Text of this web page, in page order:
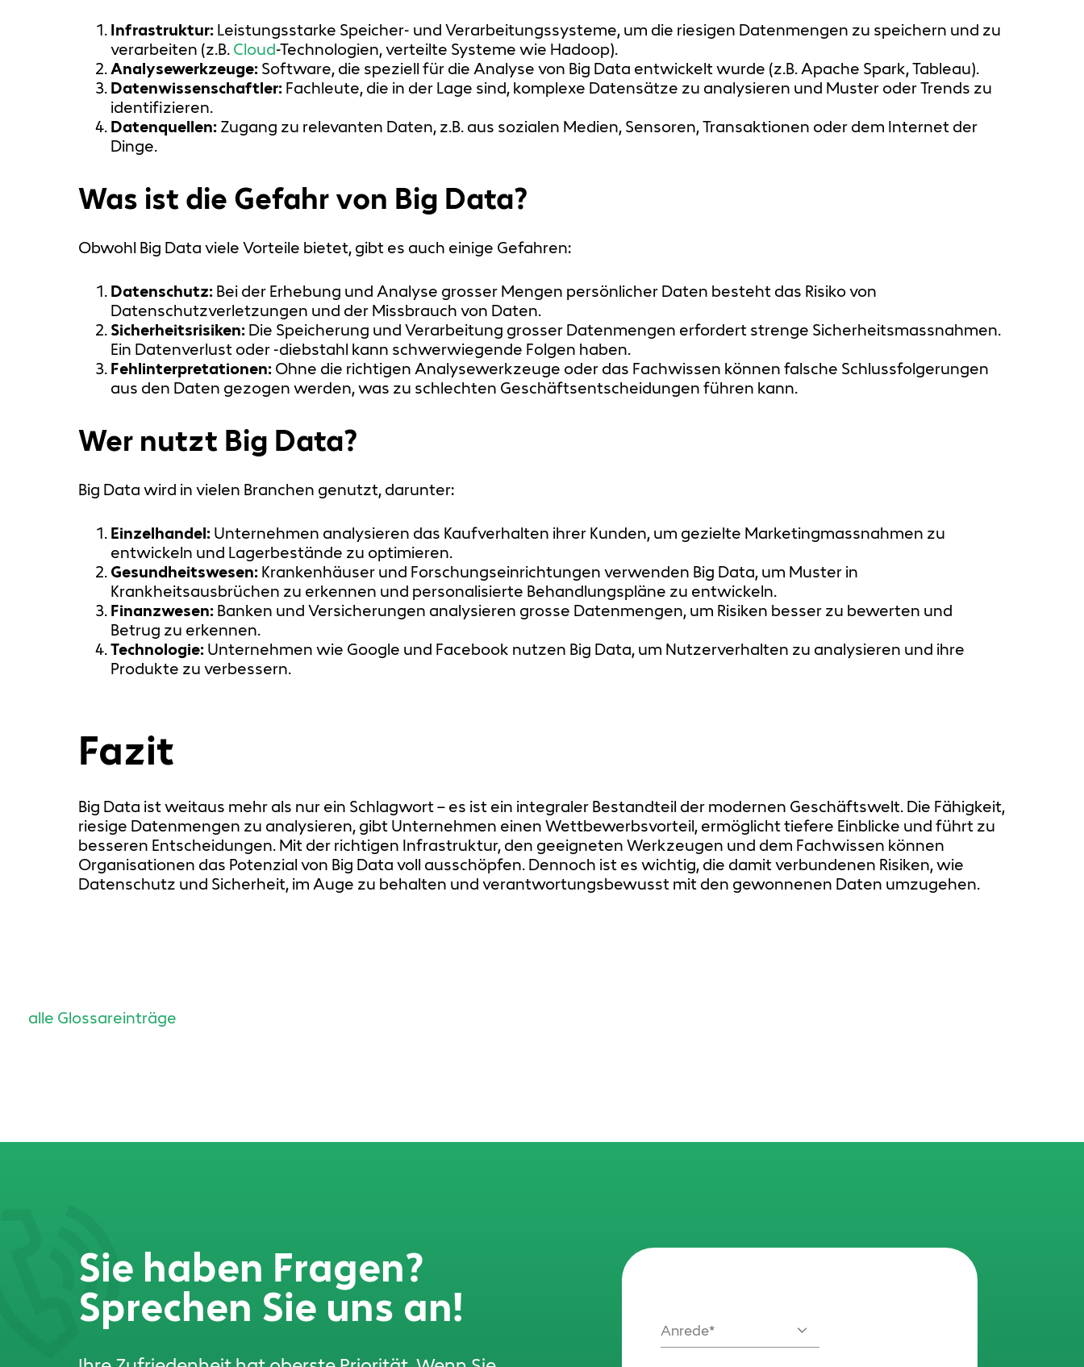
Infrastruktur: Leistungsstarke Speicher- und Verarbeitungssysteme, um die riesigen Datenmengen zu speichern und zu
verarbeiten (z.B. Cloud-Technologien, verteilte Systeme wie Hadoop).
Analysewerkzeuge: Software, die speziell für die Analyse von Big Data entwickelt wurde (z.B. Apache Spark, Tableau).
Datenwissenschaftler: Fachleute, die in der Lage sind, komplexe Datensätze zu analysieren und Muster oder Trends zu
identifizieren.
Datenquellen: Zugang zu relevanten Daten, z.B. aus sozialen Medien, Sensoren, Transaktionen oder dem Internet der
Dinge.
Was ist die Gefahr von Big Data?
Obwohl Big Data viele Vorteile bietet, gibt es auch einige Gefahren:
Datenschutz: Bei der Erhebung und Analyse grosser Mengen persönlicher Daten besteht das Risiko von
Datenschutzverletzungen und der Missbrauch von Daten.
Sicherheitsrisiken: Die Speicherung und Verarbeitung grosser Datenmengen erfordert strenge Sicherheitsmassnahmen.
Ein Datenverlust oder -diebstahl kann schwerwiegende Folgen haben.
Fehlinterpretationen: Ohne die richtigen Analysewerkzeuge oder das Fachwissen können falsche Schlussfolgerungen
aus den Daten gezogen werden, was zu schlechten Geschäftsentscheidungen führen kann.
Wer nutzt Big Data?
Big Data wird in vielen Branchen genutzt, darunter:
Einzelhandel: Unternehmen analysieren das Kaufverhalten ihrer Kunden, um gezielte Marketingmassnahmen zu
entwickeln und Lagerbestände zu optimieren.
Gesundheitswesen: Krankenhäuser und Forschungseinrichtungen verwenden Big Data, um Muster in
Krankheitsausbrüchen zu erkennen und personalisierte Behandlungspläne zu entwickeln.
Finanzwesen: Banken und Versicherungen analysieren grosse Datenmengen, um Risiken besser zu bewerten und
Betrug zu erkennen.
Technologie: Unternehmen wie Google und Facebook nutzen Big Data, um Nutzerverhalten zu analysieren und ihre
Produkte zu verbessern.
Fazit
Big Data ist weitaus mehr als nur ein Schlagwort – es ist ein integraler Bestandteil der modernen Geschäftswelt. Die Fähigkeit,
riesige Datenmengen zu analysieren, gibt Unternehmen einen Wettbewerbsvorteil, ermöglicht tiefere Einblicke und führt zu
besseren Entscheidungen. Mit der richtigen Infrastruktur, den geeigneten Werkzeugen und dem Fachwissen können
Organisationen das Potenzial von Big Data voll ausschöpfen. Dennoch ist es wichtig, die damit verbundenen Risiken, wie
Datenschutz und Sicherheit, im Auge zu behalten und verantwortungsbewusst mit den gewonnenen Daten umzugehen.
alle Glossareinträge
Sie haben Fragen?
Sprechen Sie uns an!
Anrede